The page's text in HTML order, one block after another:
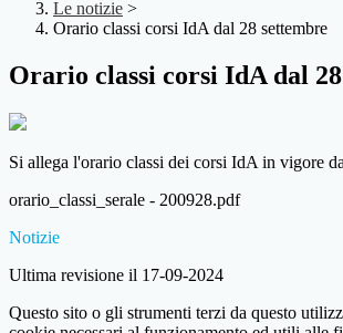
Le notizie >
Orario classi corsi IdA dal 28 settembre
Orario classi corsi IdA dal
Si allega l'orario classi dei corsi IdA in vigore
orario_classi_serale - 200928.pdf
Notizie
Ultima revisione il 17-09-2024
Questo sito o gli strumenti terzi da questo